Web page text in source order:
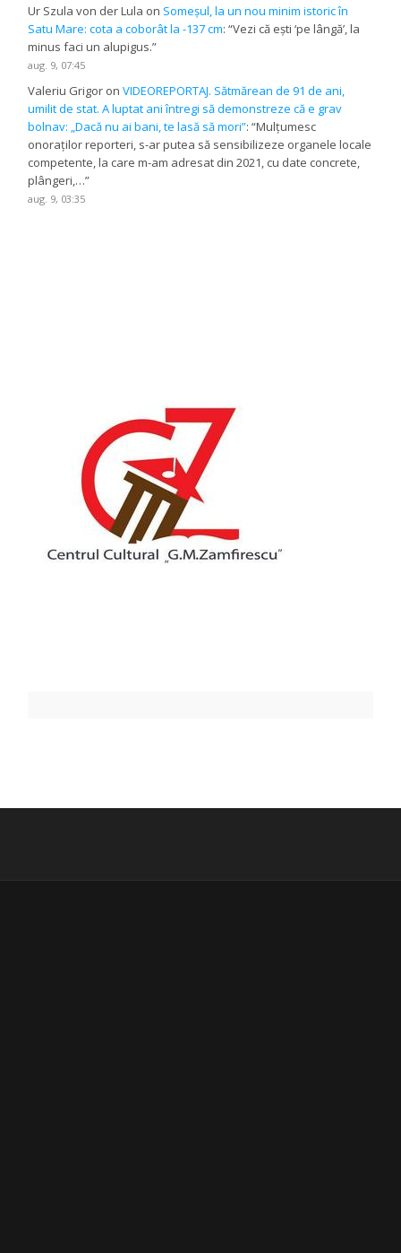
Ur Szula von der Lula on Someșul, la un nou minim istoric în
Satu Mare: cota a coborât la -137 cm: “Vezi că ești ‘pe lângă’, la
minus faci un alupigus.”
aug. 9, 07:45
Valeriu Grigor onVIDEOREPORTAJ. Sătmărean de 91 de ani,
umilit de stat. A luptat ani întregi să demonstreze că e grav
bolnav: „Dacă nu ai bani, te lasă să mori”: “Mulțumesc
onoraților reporteri, s-ar putea să sensibilizeze organele locale
competente, la care m-am adresat din 2021, cu date concrete,
plângeri,…”
aug. 9, 03:35